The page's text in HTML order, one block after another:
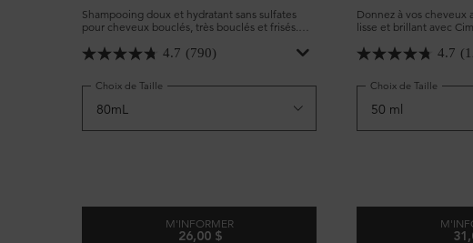
Shampooing doux et hydratant sans sulfates
pour cheveux bouclés, très bouclés et frisés.
Nettoie en douceur le cuir chevelu et les
4.7 (790)
Choix de Taille
M'INFORMER
26,00 $
Donnez à vos cheveux
lisse et brillant avec
abîmés.
4.7
Choix de Taille